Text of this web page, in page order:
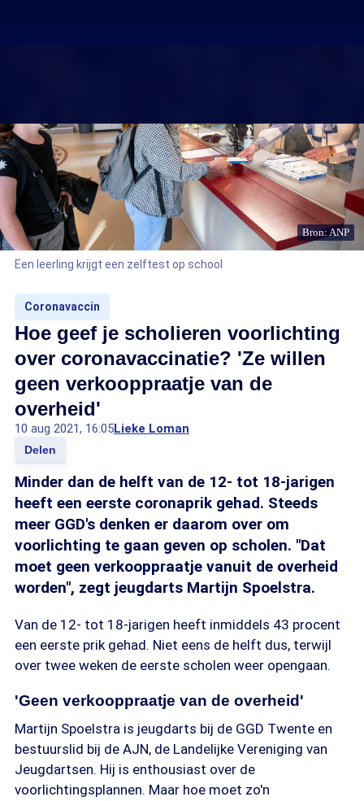
Bron: ANP
Een leerling krijgt een zelftest op school
Coronavaccin
Hoe geef je scholieren voorlichting
over coronavaccinatie? 'Ze willen
geen verkooppraatje van de
overheid'
10 aug 2021, 16:05Lieke Loman
Delen
Minder dan de helft van de 12- tot 18-jarigen
heeft een eerste coronaprik gehad. Steeds
meer GGD's denken er daarom over om
voorlichting te gaan geven op scholen. "Dat
moet geen verkooppraatje vanuit de overheid
worden", zegt jeugdarts Martijn Spoelstra.
Van de 12- tot 18-jarigen heeft inmiddels 43 procent
een eerste prik gehad. Niet eens de helft dus, terwijl
over twee weken de eerste scholen weer opengaan.
'Geen verkooppraatje van de overheid'
Martijn Spoelstra is jeugdarts bij de GGD Twente en
bestuurslid bij de AJN, de Landelijke Vereniging van
Jeugdartsen. Hij is enthousiast over de
voorlichtingsplannen. Maar hoe moet zo'n